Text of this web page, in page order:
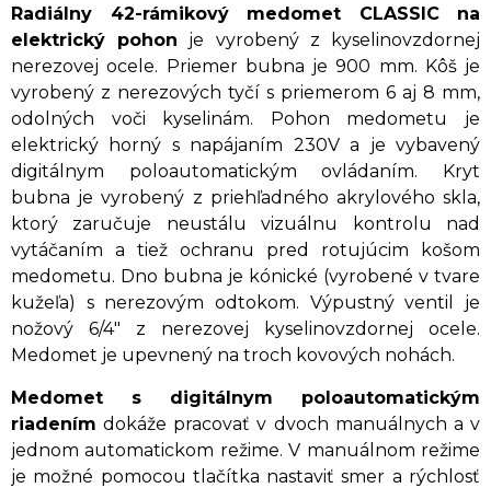
Radiálny 42-rámikový medomet CLASSIC na
elektrický pohon je vyrobený z kyselinovzdornej
nerezovej ocele. Priemer bubna je 900 mm. Kôš je
vyrobený z nerezových tyčí s priemerom 6 aj 8 mm,
odolných voči kyselinám. Pohon medometu je
elektrický horný s napájaním 230V a je vybavený
digitálnym poloautomatickým ovládaním. Kryt
bubna je vyrobený z priehľadného akrylového skla,
ktorý zaručuje neustálu vizuálnu kontrolu nad
vytáčaním a tiež ochranu pred rotujúcim košom
medometu. Dno bubna je kónické (vyrobené v tvare
kužeľa) s nerezovým odtokom. Výpustný ventil je
nožový 6/4" z nerezovej kyselinovzdornej ocele.
Medomet je upevnený na troch kovových nohách.
Medomet s digitálnym poloautomatickým
riadením dokáže pracovať v dvoch manuálnych a v
jednom automatickom režime. V manuálnom režime
je možné pomocou tlačítka nastaviť smer a rýchlosť